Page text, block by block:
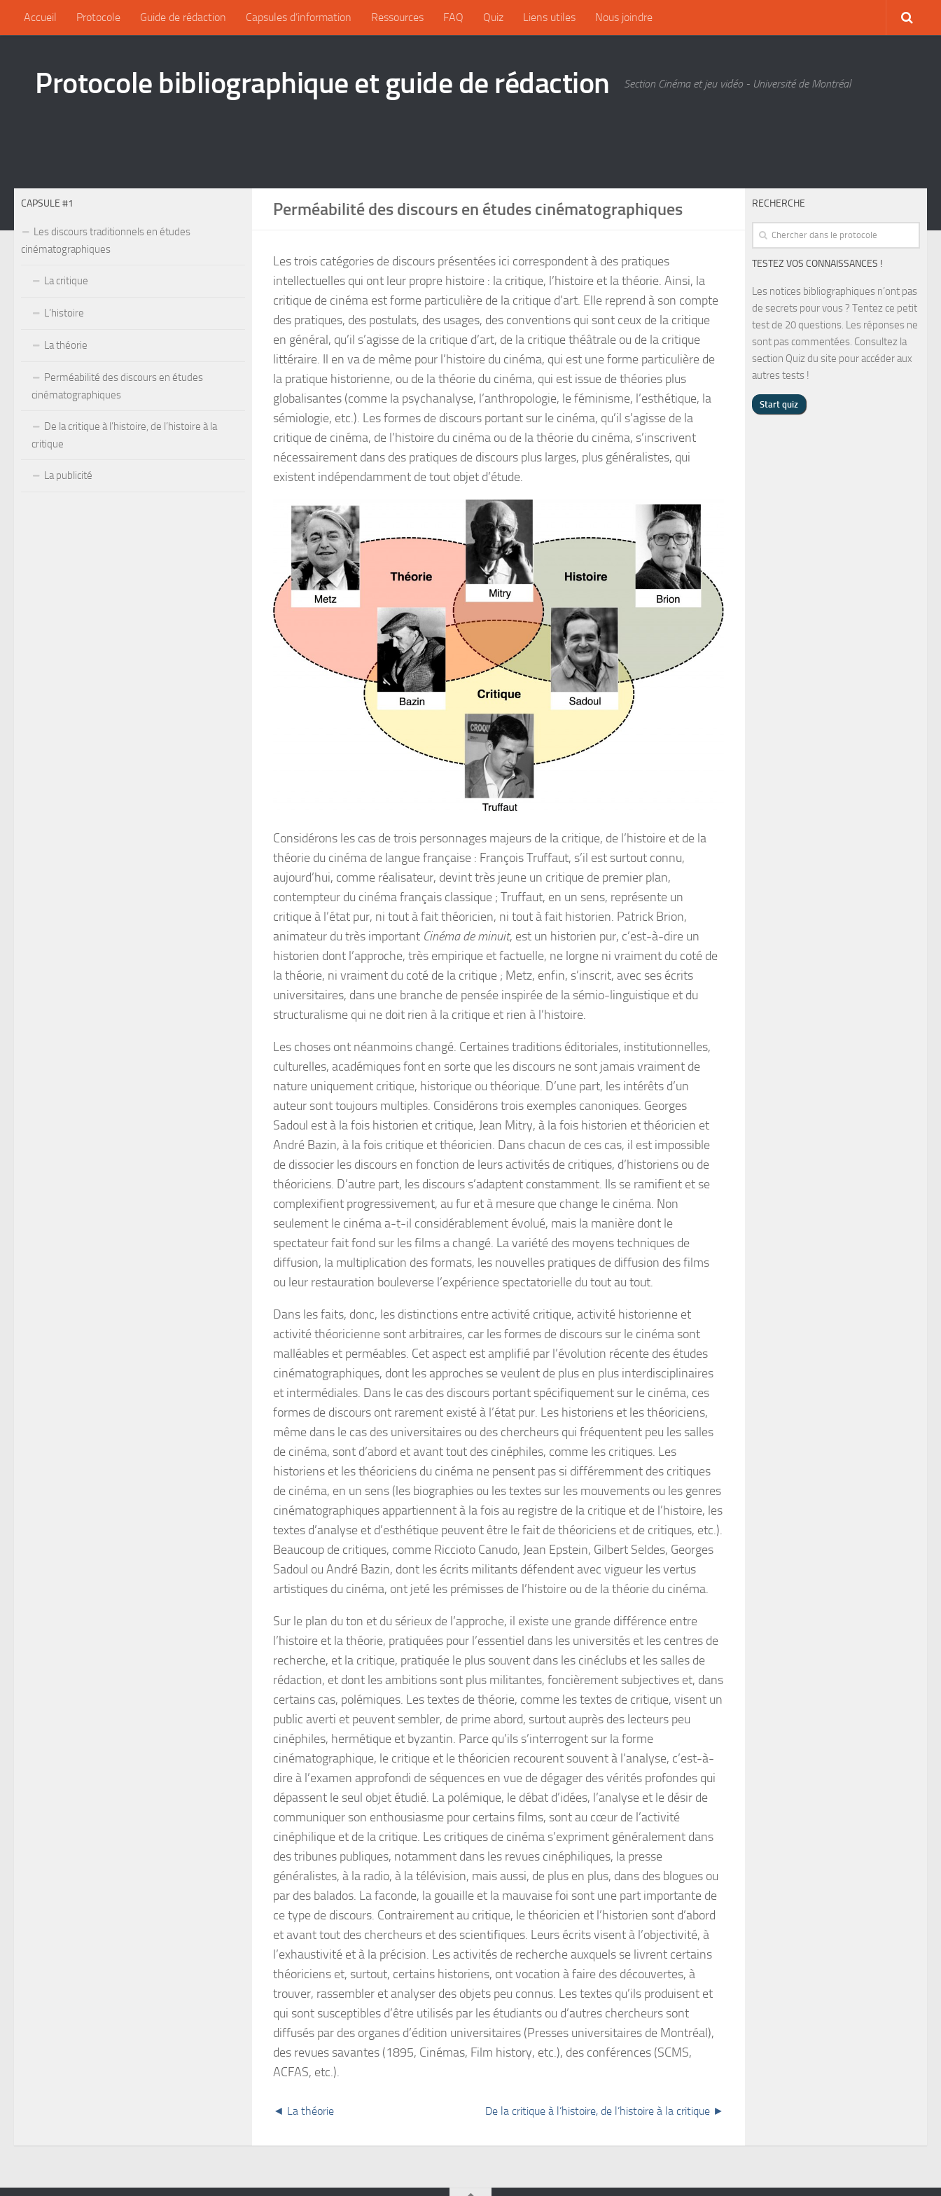
Accueil Protocole Guide de rédaction Capsules d’information Ressources FAQ Quiz Liens utiles Nous joindre
Protocole bibliographique et guide de rédaction Section Cinéma et jeu vidéo - Université de Montréal
Perméabilité des discours en études cinématographiques
Les trois catégories de discours présentées ici correspondent à des pratiques
intellectuelles qui ont leur propre histoire : la critique, l’histoire et la théorie. Ainsi, la
critique de cinéma est forme particulière de la critique d’art. Elle reprend à son compte
des pratiques, des postulats, des usages, des conventions qui sont ceux de la critique
en général, qu’il s’agisse de la critique d’art, de la critique théâtrale ou de la critique
littéraire. Il en va de même pour l’histoire du cinéma, qui est une forme particulière de
la pratique historienne, ou de la théorie du cinéma, qui est issue de théories plus
globalisantes (comme la psychanalyse, l’anthropologie, le féminisme, l’esthétique, la
sémiologie, etc.). Les formes de discours portant sur le cinéma, qu’il s’agisse de la
critique de cinéma, de l’histoire du cinéma ou de la théorie du cinéma, s’inscrivent
nécessairement dans des pratiques de discours plus larges, plus généralistes, qui
existent indépendamment de tout objet d’étude.
Considérons les cas de trois personnages majeurs de la critique, de l’histoire et de la
théorie du cinéma de langue française : François Truffaut, s’il est surtout connu,
aujourd’hui, comme réalisateur, devint très jeune un critique de premier plan,
contempteur du cinéma français classique ; Truffaut, en un sens, représente un
critique à l’état pur, ni tout à fait théoricien, ni tout à fait historien. Patrick Brion,
animateur du très important Cinéma de minuit, est un historien pur, c’est-à-dire un
historien dont l’approche, très empirique et factuelle, ne lorgne ni vraiment du coté de
la théorie, ni vraiment du coté de la critique ; Metz, enfin, s’inscrit, avec ses écrits
universitaires, dans une branche de pensée inspirée de la sémio-linguistique et du
structuralisme qui ne doit rien à la critique et rien à l’histoire.
Les choses ont néanmoins changé. Certaines traditions éditoriales, institutionnelles,
culturelles, académiques font en sorte que les discours ne sont jamais vraiment de
nature uniquement critique, historique ou théorique. D’une part, les intérêts d’un
auteur sont toujours multiples. Considérons trois exemples canoniques. Georges
Sadoul est à la fois historien et critique, Jean Mitry, à la fois historien et théoricien et
André Bazin, à la fois critique et théoricien. Dans chacun de ces cas, il est impossible
de dissocier les discours en fonction de leurs activités de critiques, d’historiens ou de
théoriciens. D’autre part, les discours s’adaptent constamment. Ils se ramifient et se
complexifient progressivement, au fur et à mesure que change le cinéma. Non
seulement le cinéma a-t-il considérablement évolué, mais la manière dont le
spectateur fait fond sur les films a changé. La variété des moyens techniques de
diffusion, la multiplication des formats, les nouvelles pratiques de diffusion des films
ou leur restauration bouleverse l’expérience spectatorielle du tout au tout.
Dans les faits, donc, les distinctions entre activité critique, activité historienne et
activité théoricienne sont arbitraires, car les formes de discours sur le cinéma sont
malléables et perméables. Cet aspect est amplifié par l’évolution récente des études
cinématographiques, dont les approches se veulent de plus en plus interdisciplinaires
et intermédiales. Dans le cas des discours portant spécifiquement sur le cinéma, ces
formes de discours ont rarement existé à l’état pur. Les historiens et les théoriciens,
même dans le cas des universitaires ou des chercheurs qui fréquentent peu les salles
de cinéma, sont d’abord et avant tout des cinéphiles, comme les critiques. Les
historiens et les théoriciens du cinéma ne pensent pas si différemment des critiques
de cinéma, en un sens (les biographies ou les textes sur les mouvements ou les genres
cinématographiques appartiennent à la fois au registre de la critique et de l’histoire, les
textes d’analyse et d’esthétique peuvent être le fait de théoriciens et de critiques, etc.).
Beaucoup de critiques, comme Riccioto Canudo, Jean Epstein, Gilbert Seldes, Georges
Sadoul ou André Bazin, dont les écrits militants défendent avec vigueur les vertus
artistiques du cinéma, ont jeté les prémisses de l’histoire ou de la théorie du cinéma.
Sur le plan du ton et du sérieux de l’approche, il existe une grande différence entre
l’histoire et la théorie, pratiquées pour l’essentiel dans les universités et les centres de
recherche, et la critique, pratiquée le plus souvent dans les cinéclubs et les salles de
rédaction, et dont les ambitions sont plus militantes, foncièrement subjectives et, dans
certains cas, polémiques. Les textes de théorie, comme les textes de critique, visent un
public averti et peuvent sembler, de prime abord, surtout auprès des lecteurs peu
cinéphiles, hermétique et byzantin. Parce qu’ils s’interrogent sur la forme
cinématographique, le critique et le théoricien recourent souvent à l’analyse, c’est-à-
dire à l’examen approfondi de séquences en vue de dégager des vérités profondes qui
dépassent le seul objet étudié. La polémique, le débat d’idées, l’analyse et le désir de
communiquer son enthousiasme pour certains films, sont au cœur de l’activité
cinéphilique et de la critique. Les critiques de cinéma s’expriment généralement dans
des tribunes publiques, notamment dans les revues cinéphiliques, la presse
généralistes, à la radio, à la télévision, mais aussi, de plus en plus, dans des blogues ou
par des balados. La faconde, la gouaille et la mauvaise foi sont une part importante de
ce type de discours. Contrairement au critique, le théoricien et l’historien sont d’abord
et avant tout des chercheurs et des scientifiques. Leurs écrits visent à l’objectivité, à
l’exhaustivité et à la précision. Les activités de recherche auxquels se livrent certains
théoriciens et, surtout, certains historiens, ont vocation à faire des découvertes, à
trouver, rassembler et analyser des objets peu connus. Les textes qu’ils produisent et
qui sont susceptibles d’être utilisés par les étudiants ou d’autres chercheurs sont
diffusés par des organes d’édition universitaires (Presses universitaires de Montréal),
des revues savantes (1895, Cinémas, Film history, etc.), des conférences (SCMS,
ACFAS, etc.).
◄ La théorie De la critique à l’histoire, de l’histoire à la critique ►
CAPSULE #1
Les discours traditionnels en études
cinématographiques
La critique
L’histoire
La théorie
Perméabilité des discours en études
cinématographiques
De la critique à l’histoire, de l’histoire à la
critique
La publicité
RECHERCHE
TESTEZ VOS CONNAISSANCES !
Les notices bibliographiques n’ont pas
de secrets pour vous ? Tentez ce petit
test de 20 questions. Les réponses ne
sont pas commentées. Consultez la
section Quiz du site pour accéder aux
autres tests !